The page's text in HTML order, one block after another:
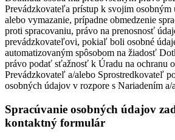
Prevádzkovateľa prístup k svojim osobným
alebo vymazanie, prípadne obmedzenie
proti spracovaniu, právo na prenosnosť
prevádzkovateľovi, pokiaľ boli osobné
automatizovaným spôsobom na žiadosť
právo podať sťažnosť k Úradu na ochranu
Prevádzkovateľ a/alebo Sprostredkovateľ
osobných údajov v rozpore s Nariadením a/
Spracúvanie osobných údajov
kontaktný formulár